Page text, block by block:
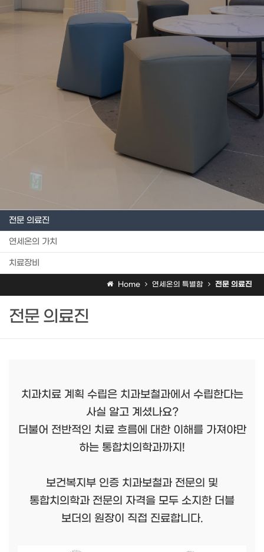
전문 의료진
연세온의 가치
치료장비
Home 연세온의 특별함 전문 의료진
전문 의료진
치과치료 계획 수립은 치과보철과에서 수립한다는
사실 알고 계셨나요?
더불어 전반적인 치료 흐름에 대한 이해를 가져야만
하는 통합치의학과까지!
보건복지부 인증 치과보철과 전문의 및
통합치의학과 전문의 자격을 모두 소지한 더블
보더의 원장이 직접 진료합니다.